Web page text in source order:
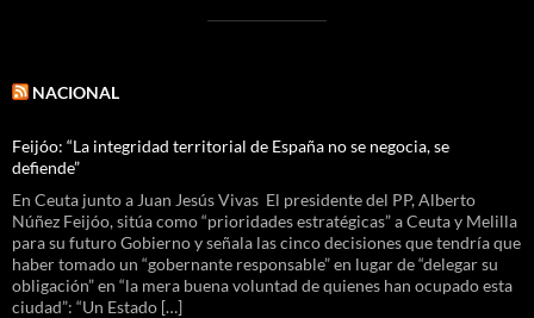
NACIONAL
Feijóo: “La integridad territorial de España no se negocia, se
defiende”
En Ceuta junto a Juan Jesús Vivas El presidente del PP, Alberto
Núñez Feijóo, sitúa como “prioridades estratégicas” a Ceuta y Melilla
para su futuro Gobierno y señala las cinco decisiones que tendría que
haber tomado un “gobernante responsable” en lugar de “delegar su
obligación” en “la mera buena voluntad de quienes han ocupado esta
ciudad”: “Un Estado […]